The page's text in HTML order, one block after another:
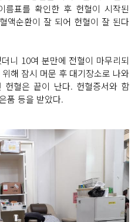
표를 확인한 후 헌혈이 시작된
액순환이 잘 되어 헌혈이 잘 된다
니 10여 분만에 전혈이 마무리되
해 잠시 머문 후 대기장소로 나와
혈은 끝이 난다. 헌혈증서와 함
품 등을 받았다.